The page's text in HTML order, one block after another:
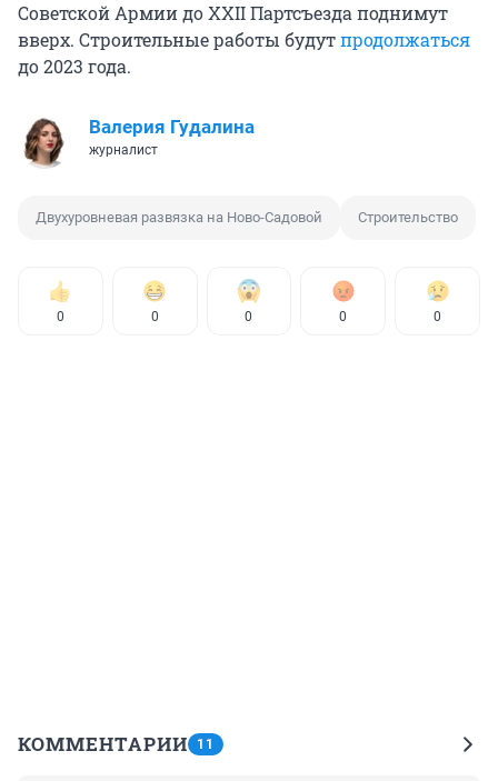
Советской Армии до XXII Партсъезда поднимут
вверх. Строительные работы будутпродолжаться
до 2023 года.
Валерия Гудалина
журналист
Двухуровневая развязка на Ново-Садовой Строительство
0 0 0 0 0
КОММЕНТАРИИ 11